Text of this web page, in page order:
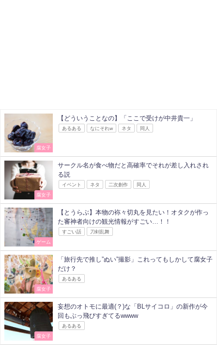
腐女子
【どういうことなの】「ここで受けが中井貴一」
あるある なにそれw ネタ 同人
腐女子
サークル名が食べ物だと高確率でそれが差し入れされ
る説
イベント ネタ 二次創作 同人
ゲーム
【とうらぶ】本物の袮々切丸を見たい！オタクが作っ
た審神者向けの観光情報がすごい…！！
すごい話 刀剣乱舞
腐女子
「旅行先で推し”ぬい”撮影」これってもしかして腐女子
だけ？
あるある
腐女子
妄想のオトモに最適(？)な「BLサイコロ」の新作が今
回もぶっ飛びすぎてるwwww
あるある